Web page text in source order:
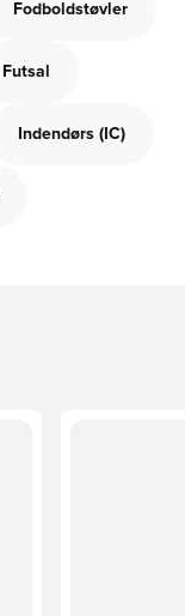
Fodboldstøvler
Futsal
Indendørs (IC)